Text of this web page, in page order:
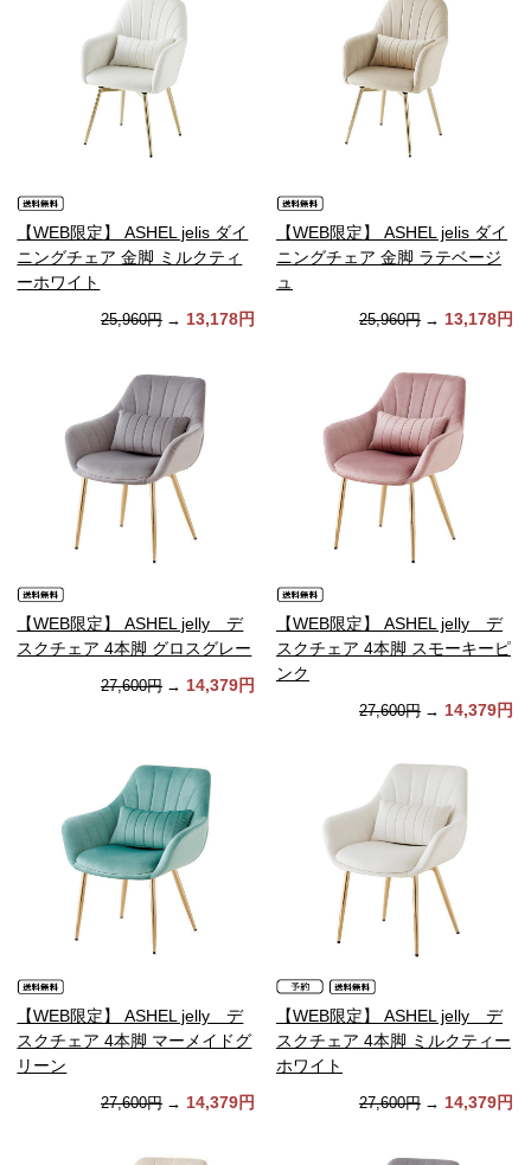
【WEB限定】 ASHEL jelis ダイ
ニングチェア 金脚 ミルクティ
ーホワイト
25,960円 → 13,178円
【WEB限定】 ASHEL jelis ダイ
ニングチェア 金脚 ラテベージ
ュ
25,960円 → 13,178円
【WEB限定】 ASHEL jelly デ
スクチェア 4本脚 グロスグレー
27,600円 → 14,379円
【WEB限定】 ASHEL jelly デ
スクチェア 4本脚 スモーキーピ
ンク
27,600円 → 14,379円
【WEB限定】 ASHEL jelly デ
スクチェア 4本脚 マーメイドグ
リーン
27,600円 → 14,379円
【WEB限定】 ASHEL jelly デ
スクチェア 4本脚 ミルクティー
ホワイト
27,600円 → 14,379円